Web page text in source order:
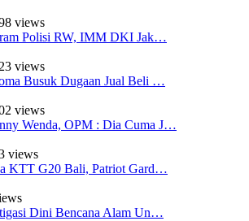
views
Polisi RW, IMM DKI Jak…
views
Busuk Dugaan Jual Beli …
views
Wenda, OPM : Dia Cuma J…
views
KTT G20 Bali, Patriot Gard…
Dini Bencana Alam Un…